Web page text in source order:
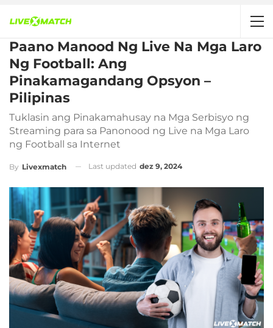
Paano Manood Ng Live Na Mga Laro
Ng Football: Ang
Pinakamagandang Opsyon –
Pilipinas
Tuklasin ang Pinakamahusay na Mga Serbisyo ng
Streaming para sa Panonood ng Live na Mga Laro
ng Football sa Internet
By Livexmatch Last updated dez 9, 2024